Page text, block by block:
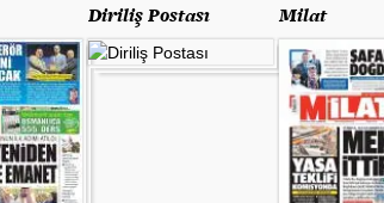
Diriliş Postası Milat